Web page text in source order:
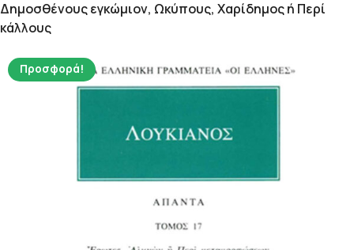
Δημοσθένους εγκώμιον, Ωκύπους, Χαρίδημος ή Περί
κάλλους
Προσφορά!